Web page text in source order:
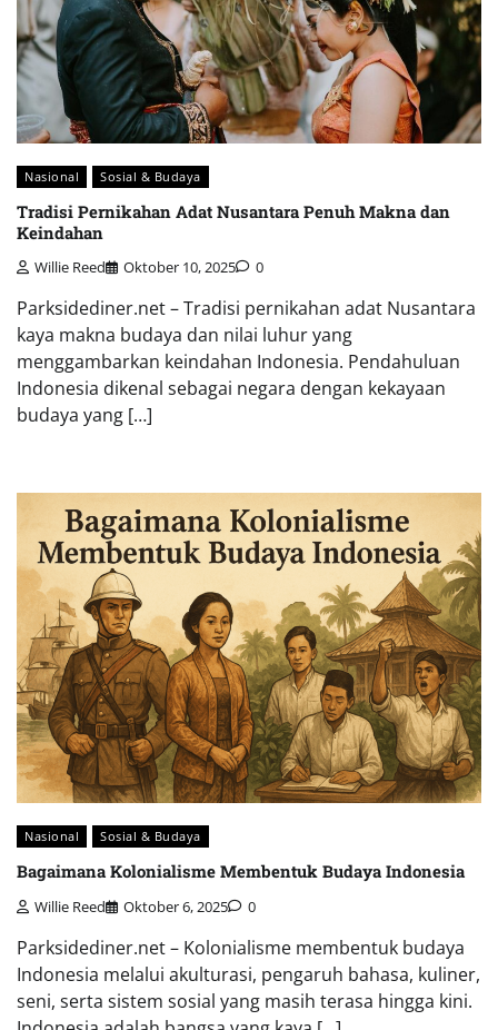
Nasional Sosial & Budaya
Tradisi Pernikahan Adat Nusantara Penuh Makna dan
Keindahan
Willie Reed Oktober 10, 2025 0
Parksidediner.net – Tradisi pernikahan adat Nusantara
kaya makna budaya dan nilai luhur yang
menggambarkan keindahan Indonesia. Pendahuluan
Indonesia dikenal sebagai negara dengan kekayaan
budaya yang […]
Nasional Sosial & Budaya
Bagaimana Kolonialisme Membentuk Budaya Indonesia
Willie Reed Oktober 6, 2025 0
Parksidediner.net – Kolonialisme membentuk budaya
Indonesia melalui akulturasi, pengaruh bahasa, kuliner,
seni, serta sistem sosial yang masih terasa hingga kini.